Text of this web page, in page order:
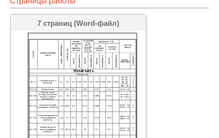
7 страниц (Word-файл)